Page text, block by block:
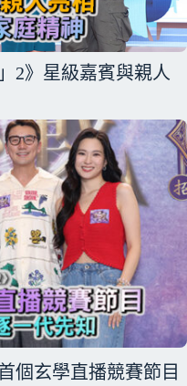
2》星級嘉賓與親人
個玄學直播競賽節目